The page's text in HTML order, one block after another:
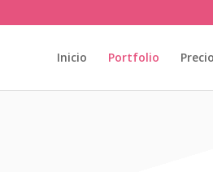
Inicio Portfolio